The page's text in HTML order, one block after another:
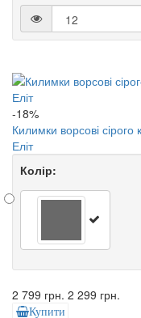
-18%
Килимки ворсові
Еліт
Колір:
2 799 грн. 2 299 грн.
Купити